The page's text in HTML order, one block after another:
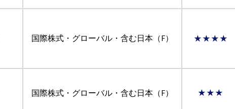
国際株式・グローバル・含む日本（F） ★★★★
国際株式・グローバル・含む日本（F） ★★★